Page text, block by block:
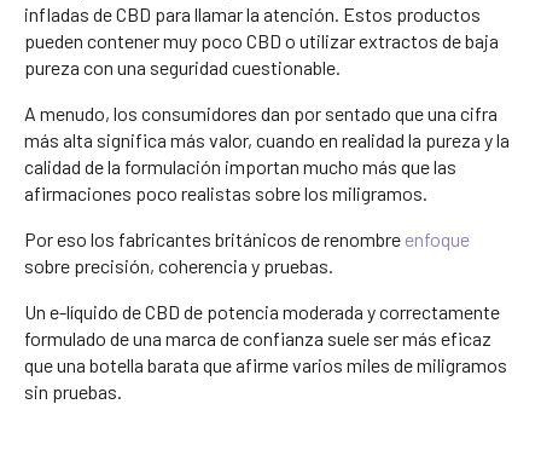
infladas de CBD para llamar la atención. Estos productos
pueden contener muy poco CBD o utilizar extractos de baja
pureza con una seguridad cuestionable.
A menudo, los consumidores dan por sentado que una cifra
más alta significa más valor, cuando en realidad la pureza y la
calidad de la formulación importan mucho más que las
afirmaciones poco realistas sobre los miligramos.
Por eso los fabricantes británicos de renombre enfoque
sobre precisión, coherencia y pruebas.
Un e-líquido de CBD de potencia moderada y correctamente
formulado de una marca de confianza suele ser más eficaz
que una botella barata que afirme varios miles de miligramos
sin pruebas.